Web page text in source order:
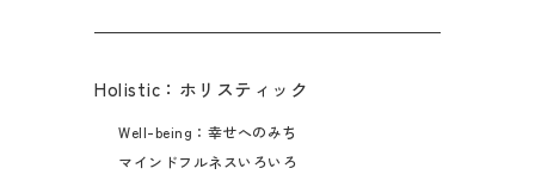
Holistic：ホリスティック
Well-being：幸せへのみち
マインドフルネスいろいろ